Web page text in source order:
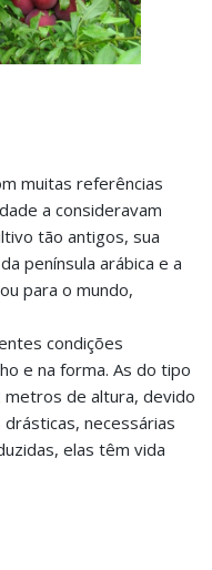
muitas referências
a consideravam
tão antigos, sua
península arábica e a
para o mundo,
condições
e na forma. As do tipo
de altura, devido
necessárias
elas têm vida